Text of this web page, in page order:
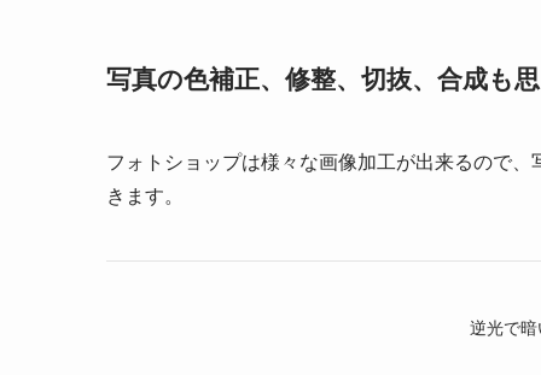
写真の色補正、修整、切抜、合成も
フォトショップは様々な画像加工が出来るので
きます。
逆光で